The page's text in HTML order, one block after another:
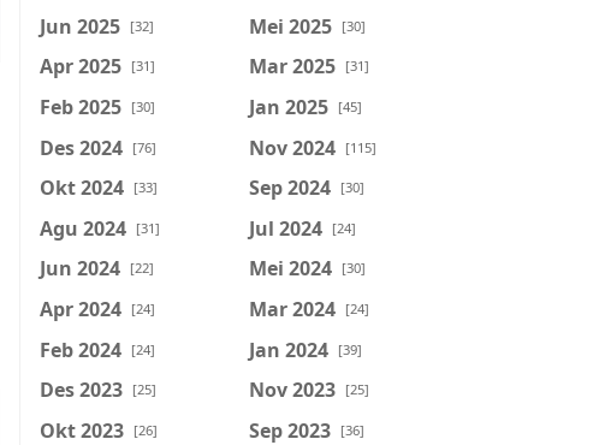
Jun 2025 [32] Mei 2025 [30]
Apr 2025 [31] Mar 2025 [31]
Feb 2025 [30] Jan 2025 [45]
Des 2024 [76] Nov 2024 [115]
Okt 2024 [33] Sep 2024 [30]
Agu 2024 [31] Jul 2024 [24]
Jun 2024 [22] Mei 2024 [30]
Apr 2024 [24] Mar 2024 [24]
Feb 2024 [24] Jan 2024 [39]
Des 2023 [25] Nov 2023 [25]
Okt 2023 [26] Sep 2023 [36]